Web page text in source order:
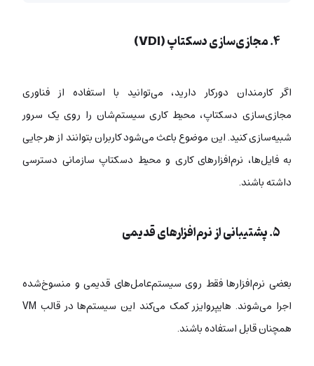
۴. مجازی‌سازی دسکتاپ (VDI)
اگر کارمندان دورکار دارید، می‌توانید با استفاده از فناوری
مجازی‌سازی دسکتاپ، محیط کاری سیستم‌شان را روی یک سرور
شبیه‌سازی کنید. این موضوع باعث می‌شود کاربران بتوانند از هر جایی
به فایل‌ها، نرم‌افزارهای کاری و محیط دسکتاپ سازمانی دسترسی
داشته باشند.
۵. پشتیبانی از نرم‌افزارهای قدیمی
بعضی نرم‌افزارها فقط روی سیستم‌عامل‌های قدیمی و منسوخ‌شده
اجرا می‌شوند. هایپروایزر کمک می‌کند این سیستم‌ها در قالب VM
همچنان قابل استفاده باشند.